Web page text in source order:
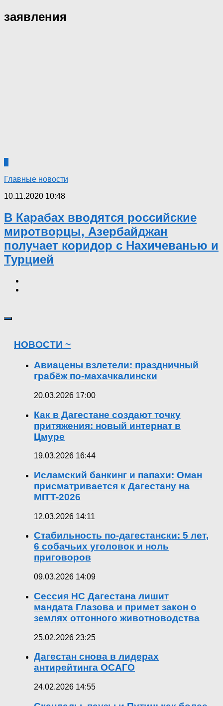
заявления
Главные новости
10.11.2020 10:48
В Карабах вводятся российские
миротворцы, Азербайджан
получает коридор с Нахичеванью и
Турцией
НОВОСТИ ~
Авиацены взлетели: праздничный
грабёж по-махачкалински
20.03.2026 17:00
Как в Дагестане создают точку
притяжения: новый интернат в
Цмуре
19.03.2026 16:44
Исламский банкинг и папахи: Оман
присматривается к Дагестану на
MITT-2026
12.03.2026 14:11
Стабильность по-дагестански: 5 лет,
6 собачьих уголовок и ноль
приговоров
09.03.2026 14:09
Сессия НС Дагестана лишит
мандата Глазова и примет закон о
землях отгонного животноводства
25.02.2026 23:25
Дагестан снова в лидерах
антирейтинга ОСАГО
24.02.2026 14:55